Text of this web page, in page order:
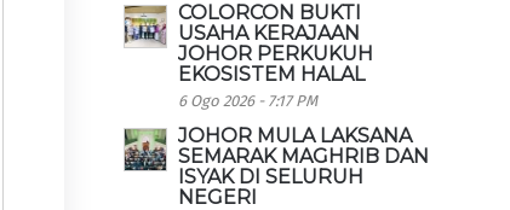
COLORCON BUKTI
USAHA KERAJAAN
JOHOR PERKUKUH
EKOSISTEM HALAL
6 Ogo 2026 - 7:17 PM
JOHOR MULA LAKSANA
SEMARAK MAGHRIB DAN
ISYAK DI SELURUH
NEGERI